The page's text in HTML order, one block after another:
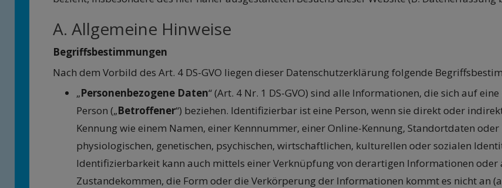
A. Allgemeine Hinweise
Begriffsbestimmungen
Nach dem Vorbild des Art. 4 DS-GVO liegen dieser Datenschutzerklärung folgende
„Personenbezogene Daten“ (Art. 4 Nr. 1 DS-GVO) sind alle Informationen, die sich auf
Person („Betroffener“) beziehen. Identifizierbar ist eine Person, wenn sie direkt oder
Kennung wie einem Namen, einer Kennnummer, einer Online-Kennung, Standortdaten
physiologischen, genetischen, psychischen, wirtschaftlichen, kulturellen oder sozialen
Identifizierbarkeit kann auch mittels einer Verknüpfung von derartigen Informationen oder
Zustandekommen, die Form oder die Verkörperung der Informationen kommt es nicht an